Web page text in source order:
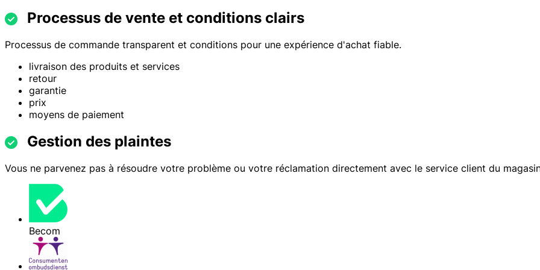
Processus de vente et conditions clairs
Processus de commande transparent et conditions pour une expérience d'achat fiable.
livraison des produits et services
retour
garantie
prix
moyens de paiement
Gestion des plaintes
Vous ne parvenez pas à résoudre votre problème ou votre réclamation directement avec le service client du
Becom